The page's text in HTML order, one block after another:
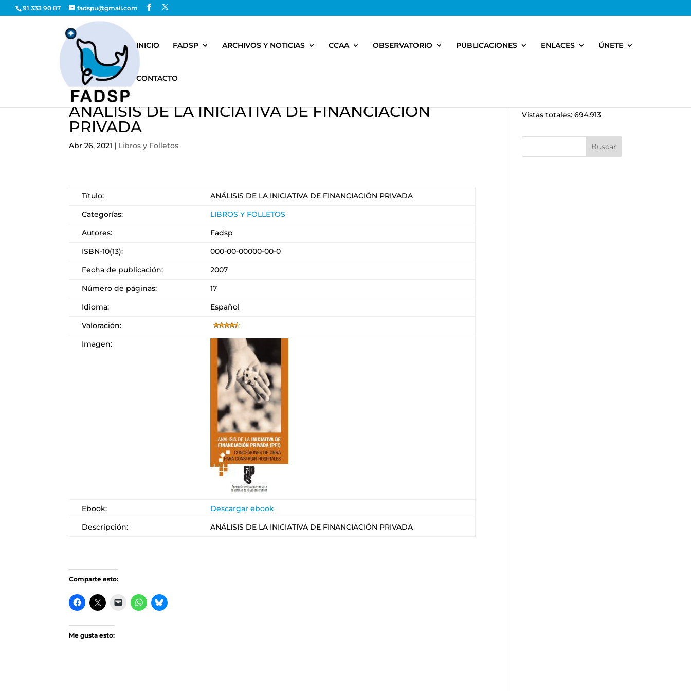
91 333 90 87 fadspu@gmail.com
INICIO FADSP ARCHIVOS Y NOTICIAS CCAA OBSERVATORIO PUBLICACIONES ENLACES ÚNETE
CONTACTO
ANÁLISIS DE LA INICIATIVA DE FINANCIACIÓN
PRIVADA
Abr 26, 2021 | Libros y Folletos
Título:
ANÁLISIS DE LA INICIATIVA DE FINANCIACIÓN PRIVADA
Categorías:
LIBROS Y FOLLETOS
Autores:
Fadsp
ISBN-10(13):
000-00-00000-00-0
Fecha de publicación:
2007
Número de páginas:
17
Idioma:
Español
Valoración:
Imagen:
Ebook:
Descargar ebook
Descripción:
ANÁLISIS DE LA INICIATIVA DE FINANCIACIÓN PRIVADA
Comparte esto:
Me gusta esto:
Vistas totales:694.913